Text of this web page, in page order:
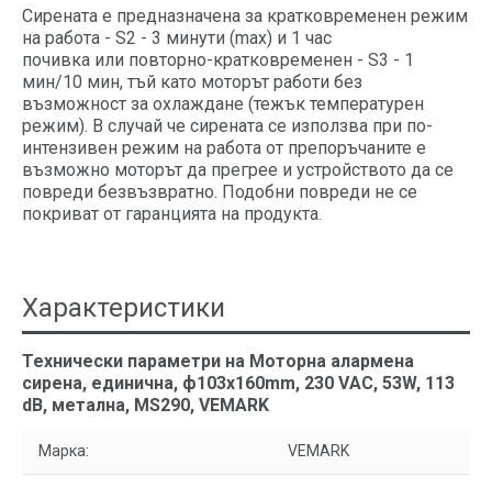
Сирената е предназначена за кратковременен режим
на работа - S2 - 3 минути (max) и 1 час
почивка или повторно-кратковременен - S3 - 1
мин/10 мин, тъй като моторът работи без
възможност за охлаждане (тежък температурен
режим). В случай че сирената се използва при по-
интензивен режим на работа от препоръчаните е
възможно моторът да прегрее и устройството да се
повреди безвъзвратно. Подобни повреди не се
покриват от гаранцията на продукта.
Характеристики
Технически параметри на Mоторна алармена
сирена, единична, ф103x160mm, 230 VАC, 53W, 113
dB, метална, MS290, VEMARK
Марка: VEMARK